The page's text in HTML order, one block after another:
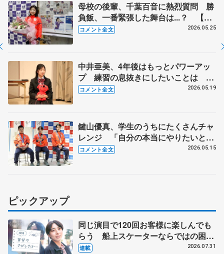
母校の後輩、千葉百音に熱烈質問 勝
負飯、一番緊張した舞台は...？ 【東
北高校訪問】
コメント全文 2026.05.25
中井亜美、4年後はもっとパワーアッ
プ 練習の息抜きにしたいことは
【千葉県知事賞】
コメント全文 2026.05.19
鍵山優真、学生のうちにたくさんチャ
レンジ 「自分の本当にやりたいとい
うものを見つけたい」【中京大メダリ
コメント全文 2026.05.15
ピックアップ
同じ演目で120回お客様に楽しんでも
らう 船上スケーターならではの困難
とは 影響あったPIW前キャプテン松
連載 2026.07.31